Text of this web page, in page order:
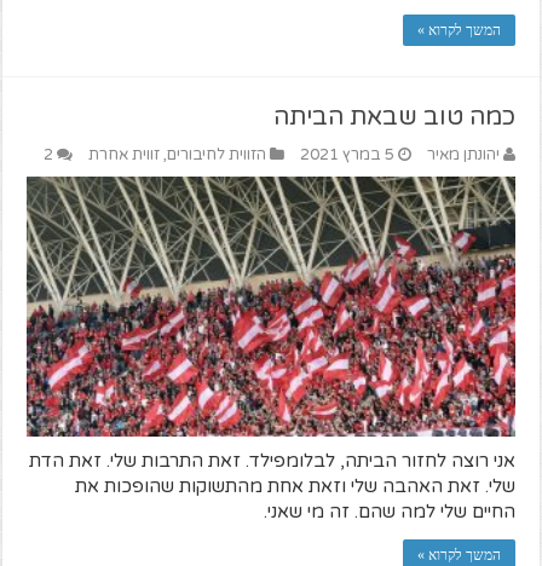
המשך לקרוא »
כמה טוב שבאת הביתה
יהונתן מאיר 5 במרץ 2021 הזווית לחיבורים,זווית אחרת 2
אני רוצה לחזור הביתה, לבלומפילד. זאת התרבות שלי. זאת הדת
שלי. זאת האהבה שלי וזאת אחת מהתשוקות שהופכות את
החיים שלי למה שהם. זה מי שאני.
המשך לקרוא »